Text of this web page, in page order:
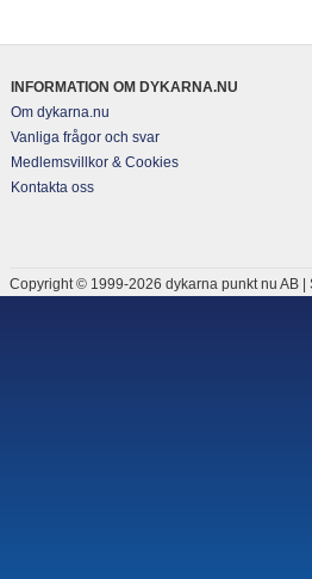
INFORMATION OM DYKARNA.NU
Om dykarna.nu
Vanliga frågor och svar
Medlemsvillkor & Cookies
Kontakta oss
Copyright © 1999-2026 dykarna punkt nu AB